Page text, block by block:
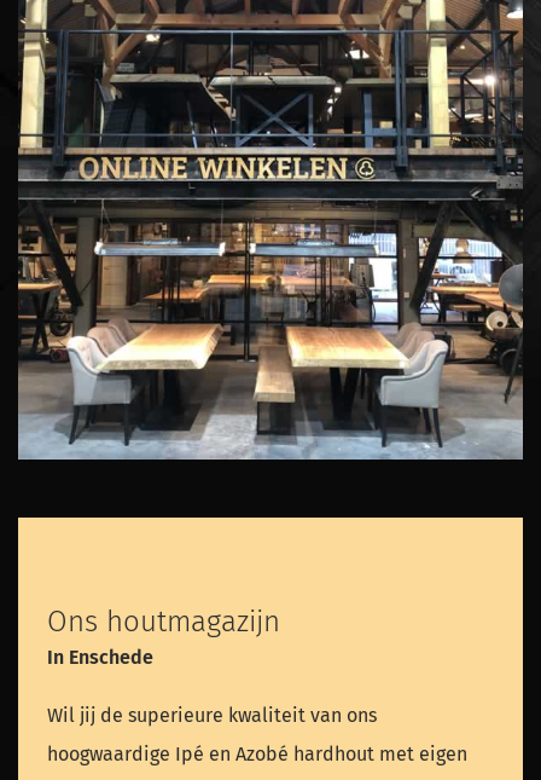
Ons houtmagazijn
In Enschede
Wil jij de superieure kwaliteit van ons
hoogwaardige Ipé en Azobé hardhout met eigen